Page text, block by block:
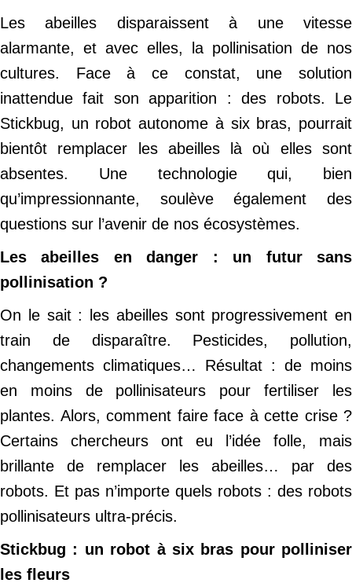
Les abeilles disparaissent à une vitesse
alarmante, et avec elles, la pollinisation de nos
cultures. Face à ce constat, une solution
inattendue fait son apparition : des robots. Le
Stickbug, un robot autonome à six bras, pourrait
bientôt remplacer les abeilles là où elles sont
absentes. Une technologie qui, bien
qu’impressionnante, soulève également des
questions sur l’avenir de nos écosystèmes.
Les abeilles en danger : un futur sans
pollinisation ?
On le sait : les abeilles sont progressivement en
train de disparaître. Pesticides, pollution,
changements climatiques… Résultat : de moins
en moins de pollinisateurs pour fertiliser les
plantes. Alors, comment faire face à cette crise ?
Certains chercheurs ont eu l’idée folle, mais
brillante de remplacer les abeilles… par des
robots. Et pas n’importe quels robots : des robots
pollinisateurs ultra-précis.
Stickbug : un robot à six bras pour polliniser
les fleurs